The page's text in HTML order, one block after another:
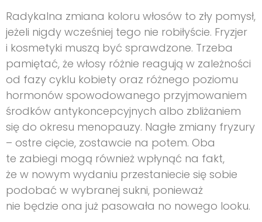
Radykalna zmiana koloru włosów to zły pomysł,
jeżeli nigdy wcześniej tego nie robiłyście. Fryzjer
i kosmetyki muszą być sprawdzone. Trzeba
pamiętać, że włosy różnie reagują w zależności
od fazy cyklu kobiety oraz różnego poziomu
hormonów spowodowanego przyjmowaniem
środków antykoncepcyjnych albo zbliżaniem
się do okresu menopauzy. Nagłe zmiany fryzury
– ostre cięcie, zostawcie na potem. Oba
te zabiegi mogą również wpłynąć na fakt,
że w nowym wydaniu przestaniecie się sobie
podobać w wybranej sukni, ponieważ
nie będzie ona już pasowała no nowego looku.